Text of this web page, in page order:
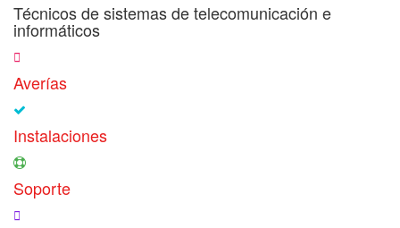
Técnicos de sistemas de telecomunicación e
informáticos
Averías
Instalaciones
Soporte